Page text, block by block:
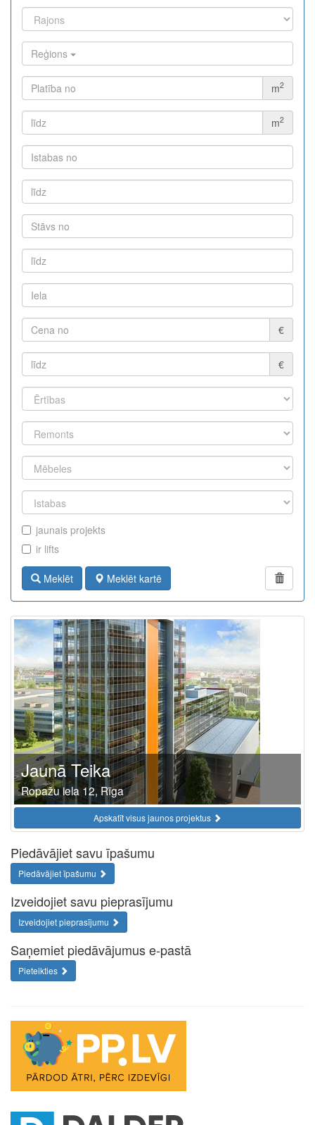
Reģions
m2
m2
€
€
jaunais projekts
ir lifts
Meklēt Meklēt kartē
Jaunā Teika
Ropažu iela 12, Rīga
Apskatīt visus jaunos projektus
Piedāvājiet savu īpašumu
Piedāvājiet īpašumu
Izveidojiet savu pieprasījumu
Izveidojiet pieprasījumu
Saņemiet piedāvājumus e-pastā
Pieteikties